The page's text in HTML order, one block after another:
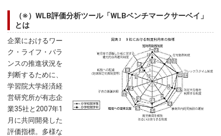
（※）WLB評価分析ツール「WLBベンチマークサーベイ」
とは
企業におけるワー
ク・ライフ・バラ
ンスの推進状況を
判断するために、
学習院大学経済経
営研究所が有志企
業35社と2007年1
月に共同開発した
評価指標。多様な